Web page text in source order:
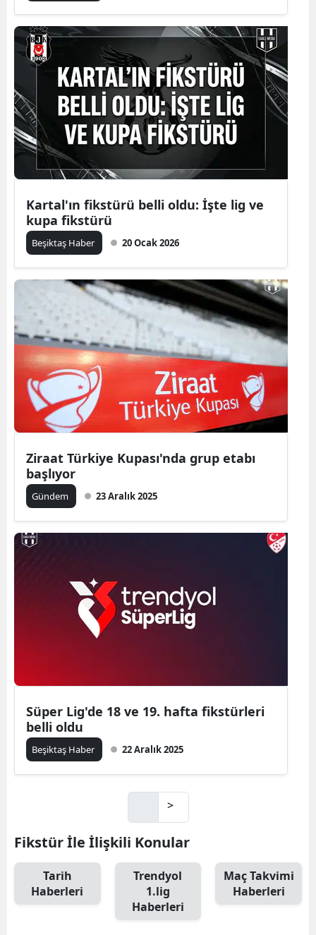
Kartal'ın fikstürü belli oldu: İşte lig ve
kupa fikstürü
Beşiktaş Haber 20 Ocak 2026
Ziraat Türkiye Kupası'nda grup etabı
başlıyor
Gündem 23 Aralık 2025
Süper Lig'de 18 ve 19. hafta fikstürleri
belli oldu
Beşiktaş Haber 22 Aralık 2025
>
Fikstür İle İlişkili Konular
Tarih
Haberleri
Trendyol
1.lig
Haberleri
Maç Takvimi
Haberleri